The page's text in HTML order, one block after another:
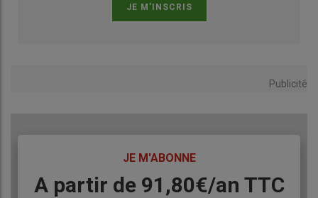
Publicité
JE M'ABONNE
Body
A partir de 91,80€/an​ TTC